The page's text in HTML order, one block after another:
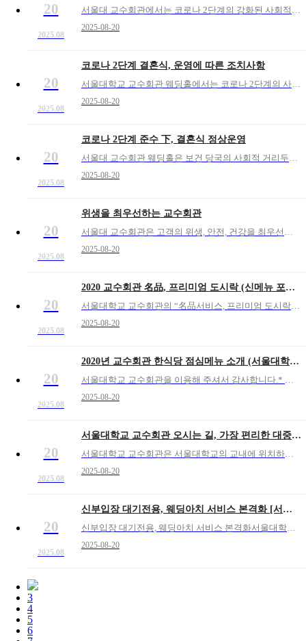
20
2025.08
서울대 교수회관에서는 코로나 2단계의 강화된 사회적 거리 두기 대책을 시행한 첫 주말(8월 23~24일), 결혼식이 진행되었습니다.※ 세부내용은 블로그에서 참조 : https://blog.naver.com/mariagej/222069662209서울대 교수회관 웨딩홀에서
2025-08-20
20
2025.08
코로나 2단계 결혼식, 운영에 따른 조치사항
서울대학교 교수회관 웨딩홀에서는 코로나 2단계의 사회적 거리 두기 방역 지침을 철저히 준수하면서 정상적으로 결혼식을 진행됨을 이미 공지하였습니다.코로나 2단계 시행에 대응하여 위생과 안전을 완벽히 준수하면서 축복이 함께하는 결혼식을 성공적으로 진행하기 위해 조치 사항을
2025-08-20
20
2025.08
코로나 2단계 준수 下, 결혼식 정상운영
서울대 교수회관 웨딩홀은 보건 당국의 사회적 거리두기의 2단계 조치 시행에 대응하여 방역 수칙을 철저히 준수하면서 정상적으로 결혼식은 운영합니다.※ 코로나 2단계 대응 관련 추가 내용은 아래로 링크하여 서울대 교수회관 블로그를 참조바랍니다https://blog.nave
2025-08-20
20
2025.08
위생을 최우선하는 교수회관
서울대 교수회관은 고객의 위생, 안전, 건강을 최우선으로 하는 경영을 전개하고 있고, 코로나19 이후에도 일관되게 실천할 것을 약속 드리며 서울대 교수회관에서 위생강화를 위해 실천하고 있는 핵심사항을 공지합니다.먼저 서울대 교수회관은 자연숲으로 둘러싸여 건강하고 위생적
2025-08-20
20
2025.08
2020 교수회관 名品, 프리미엄 도시락 (신메뉴 포함, 서울대 교수회관)
서울대학교 교수회관의 “名品서비스, 프리미엄 도시락”을 이용해 보셨나요? 교수회관은 건강하고 신선한 식재료에 정성을 한껏 더하여 최고의 품격으로 프리미엄 도시락 서비스를 제공하고 있습니다. * 예약문의 880-5241, 871-3292교수회관, 프
2025-08-20
20
2025.08
2020년 교수회관 한식당 점심메뉴 소개 (서울대학교 교수회관)
서울대학교 교수회관을 이용해 주셔서 감사합니다.* 한식당 / 세미나실 예약문의 : 02) 880-5421, 871-3292서울대학교 교수회관의 모든 직원은 서울대학교의 역사과 권위를 고스란히 간직하고 있는 교수회관만의 상징적 이미지를 컨벤션, 세미나 그리고 식음 서비스
2025-08-20
20
2025.08
서울대학교 교수회관 오시는 길, 가장 편리한 대중교통 이용 안내
서울대학교 교수회관은 서울대학교의 교내에 위치하고 있으며 가장 높은 곳에 자리잡고 있습니다. "대중교통으로 찾아오시는 길"의 문의가 빈번하여 공지합니다. 1. 2호선 낙성대역에서 오시는길① 2호선 낙성대역에 내려 4번 출구로 나옴② 4번출구 바로 앞(10m),
2025-08-20
20
2025.08
신부입장 대기전용, 웨딩아치 서비스 본격화 [서울대학교 교수회관 웨딩홀]
신부입장 대기전용, 웨딩아치 서비스 본격화서울대학교 교수회관 웨딩홀에서는 "신부 입장 대기 전용 웨딩 아치 서비스" 도입으로 웨딩의 주인공, 신부님을 위한 서울대학교 교수회관만의 차별화된 Weddng Point를 갖추게 되었습니다.신개념 웨딩아치는 신부 입장 전에 아버
2025-08-20
3
4
5
6